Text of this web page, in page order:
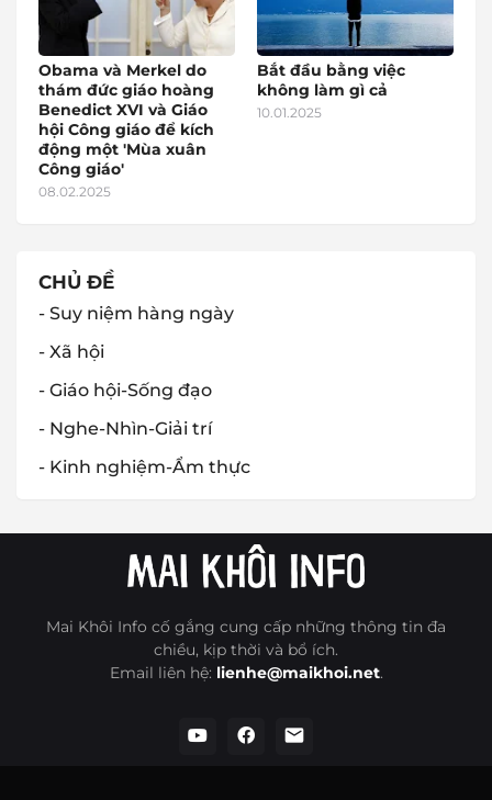
Obama và Merkel do
thám đức giáo hoàng
Benedict XVI và Giáo
hội Công giáo để kích
động một 'Mùa xuân
Công giáo'
08.02.2025
Bắt đầu bằng việc
không làm gì cả
10.01.2025
CHỦ ĐỀ
- Suy niệm hàng ngày
- Xã hội
- Giáo hội-Sống đạo
- Nghe-Nhìn-Giải trí
- Kinh nghiệm-Ẩm thực
Mai Khôi Info cố gắng cung cấp những thông tin đa
chiều, kịp thời và bổ ích.
Email liên hệ: lienhe@maikhoi.net.